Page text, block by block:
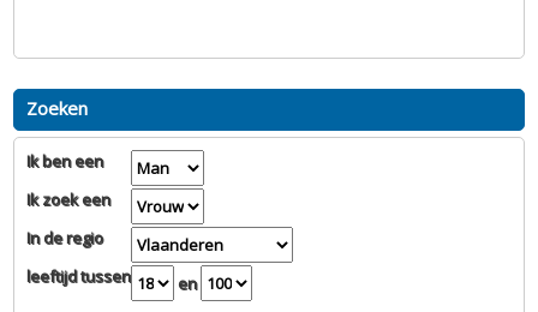
Zoeken
Ik ben een
Ik zoek een
In de regio
leeftijd tussen
en